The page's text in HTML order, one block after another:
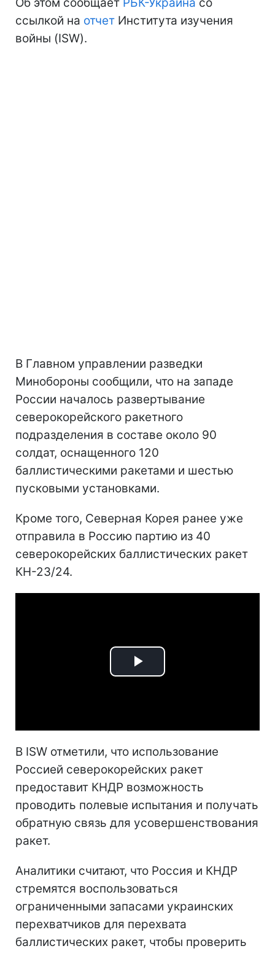
ссылкой на отчет Института изучения
войны (ISW).
В Главном управлении разведки
Минобороны сообщили, что на западе
России началось развертывание
северокорейского ракетного
подразделения в составе около 90
солдат, оснащенного 120
баллистическими ракетами и шестью
пусковыми установками.
Кроме того, Северная Корея ранее уже
отправила в Россию партию из 40
северокорейских баллистических ракет
КН-23/24.
Play
В ISW отметили, что использование
Россией северокорейских ракет
предоставит КНДР возможность
проводить полевые испытания и получать
обратную связь для усовершенствования
ракет.
Аналитики считают, что Россия и КНДР
стремятся воспользоваться
ограниченными запасами украинских
перехватчиков для перехвата
баллистических ракет, чтобы проверить